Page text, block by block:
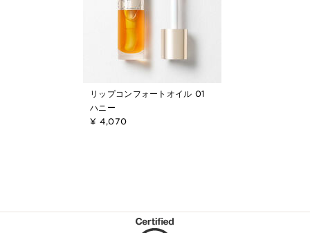
リップコンフォートオイル 01
ハニー
¥ 4,070